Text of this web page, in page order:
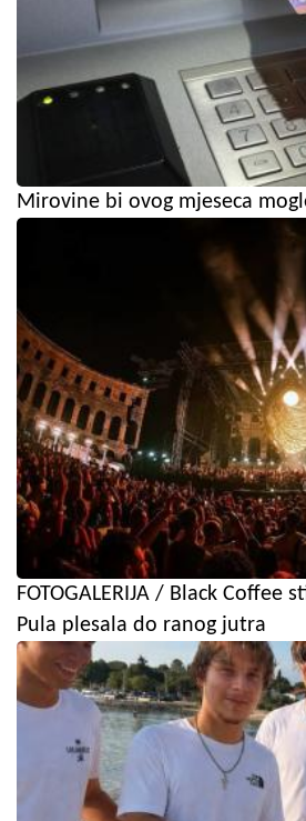
Mirovine bi ovog mjeseca
FOTOGALERIJA / Black Coffee
Pula plesala do ranog jutra